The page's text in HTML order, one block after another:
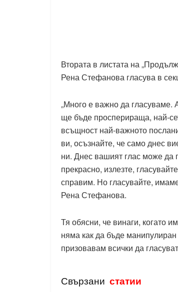
Втората в листата на
Рена Стефанова гласува в
„Много е важно да гласуваме.
ще бъде просперираща, най-
всъщност най-важното
ви, осъзнайте, че само днес
ни. Днес вашият глас може да
прекрасно, излезте,
справим. Но гласувайте,
Рена Стефанова.
Тя обясни, че винаги, когато
няма как да бъде
призовавам всички да
Свързани статии